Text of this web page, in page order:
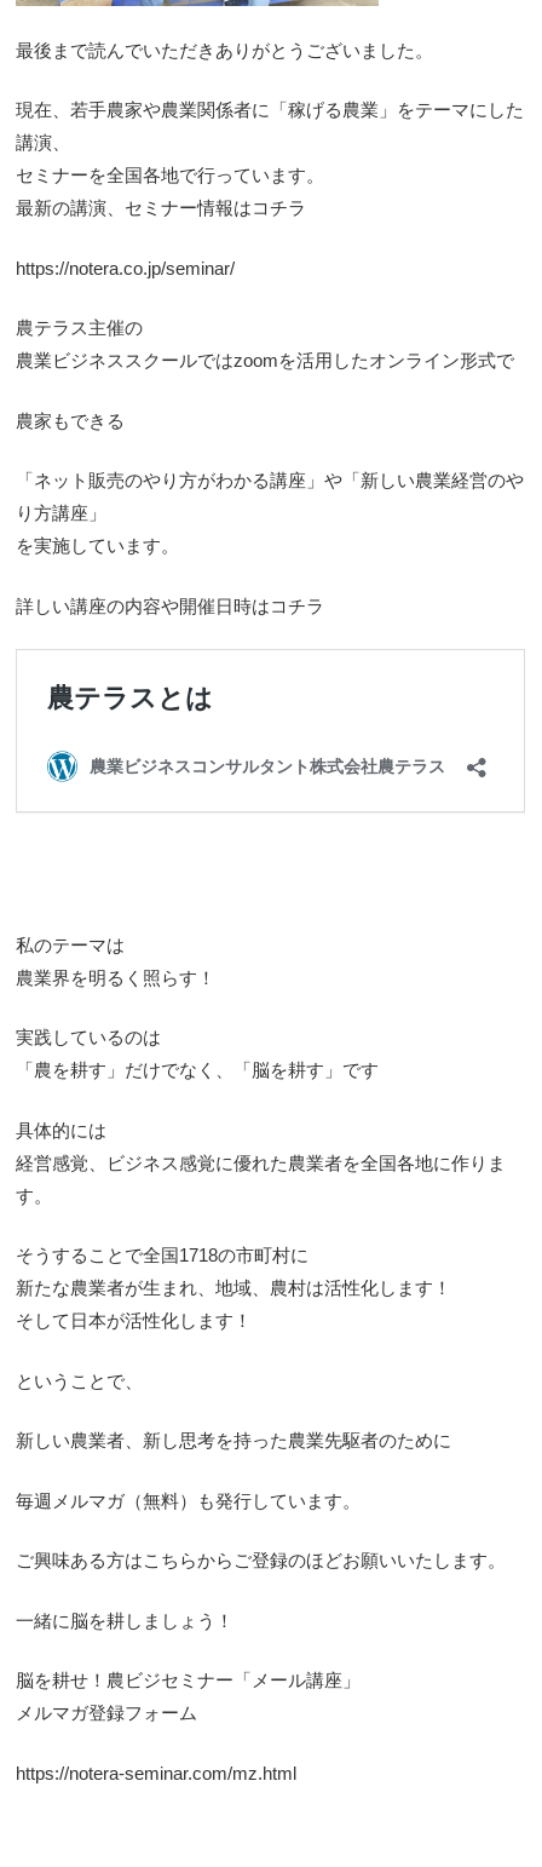
最後まで読んでいただきありがとうございました。
現在、若手農家や農業関係者に「稼げる農業」をテーマにした
講演、
セミナーを全国各地で行っています。
最新の講演、セミナー情報はコチラ
https://notera.co.jp/seminar/
農テラス主催の
農業ビジネススクールではzoomを活用したオンライン形式で
農家もできる
「ネット販売のやり方がわかる講座」や「新しい農業経営のや
り方講座」
を実施しています。
詳しい講座の内容や開催日時はコチラ
私のテーマは
農業界を明るく照らす！
実践しているのは
「農を耕す」だけでなく、「脳を耕す」です
具体的には
経営感覚、ビジネス感覚に優れた農業者を全国各地に作りま
す。
そうすることで全国1718の市町村に
新たな農業者が生まれ、地域、農村は活性化します！
そして日本が活性化します！
ということで、
新しい農業者、新し思考を持った農業先駆者のために
毎週メルマガ（無料）も発行しています。
ご興味ある方はこちらからご登録のほどお願いいたします。
一緒に脳を耕しましょう！
脳を耕せ！農ビジセミナー「メール講座」
メルマガ登録フォーム
https://notera-seminar.com/mz.html